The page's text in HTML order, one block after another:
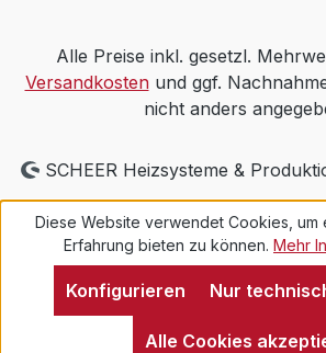
Alle Preise inkl. gesetzl.
Versandkostenund ggf.
nicht anders
SCHEER Heizsysteme &
Diese Website verwendet Cookies, um
Erfahrung bieten zu können. Mehr
Nur
Konfigurieren
Alle Cookies